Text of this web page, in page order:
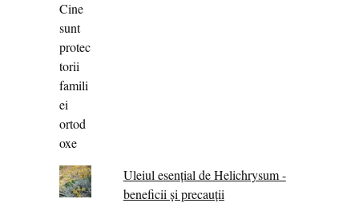
Uleiul esențial de Helichrysum -
beneficii și precauții